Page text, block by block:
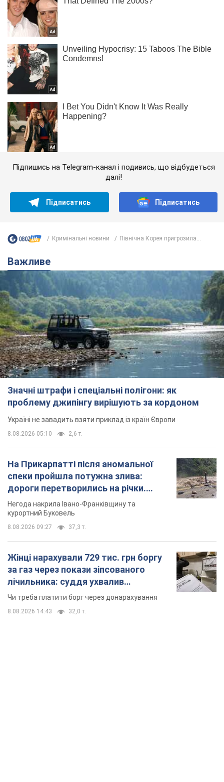
Підпишись на Telegram-канал і подивись, що відбудеться
далі!
Підписатись Підписатись
Кримінальні новини Північна Корея пригрозила...
Важливе
Значні штрафи і спеціальні полігони: як
проблему джипінгу вирішують за кордоном
Україні не завадить взяти приклад із країн Європи
8.08.2026 05:10 2,6 т.
На Прикарпатті після аномальної
спеки пройшла потужна злива:
дороги перетворились на річки.
Відео
Негода накрила Івано-Франківщину та
курортний Буковель
8.08.2026 09:27 37,3 т.
Жінці нарахували 729 тис. грн боргу
за газ через покази зіпсованого
лічильника: суддя ухвалив
неочікуване рішення
Чи треба платити борг через донарахування
8.08.2026 14:43 32,0 т.